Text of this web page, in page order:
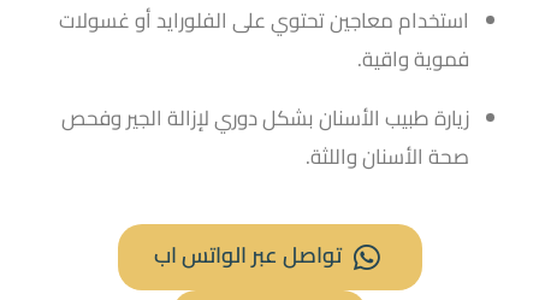
استخدام معاجين تحتوي على الفلورايد أو غسولات
فموية واقية.
زيارة طبيب الأسنان بشكل دوري لإزالة الجير وفحص
صحة الأسنان واللثة.
تواصل عبر الواتس اب